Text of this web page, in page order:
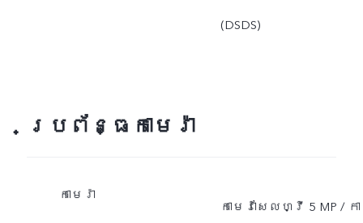
(DSDS)
ប្រព័ន្ធកាមេរ៉ា
កាមេរ៉ា
កាមេរ៉ាសែលហ្វី 5 MP / កា